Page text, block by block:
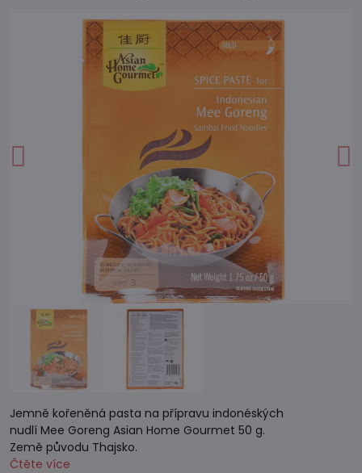
Jemně kořeněná pasta na přípravu indonéských
nudlí Mee Goreng Asian Home Gourmet 50 g.
Země původu Thajsko.
Čtěte více